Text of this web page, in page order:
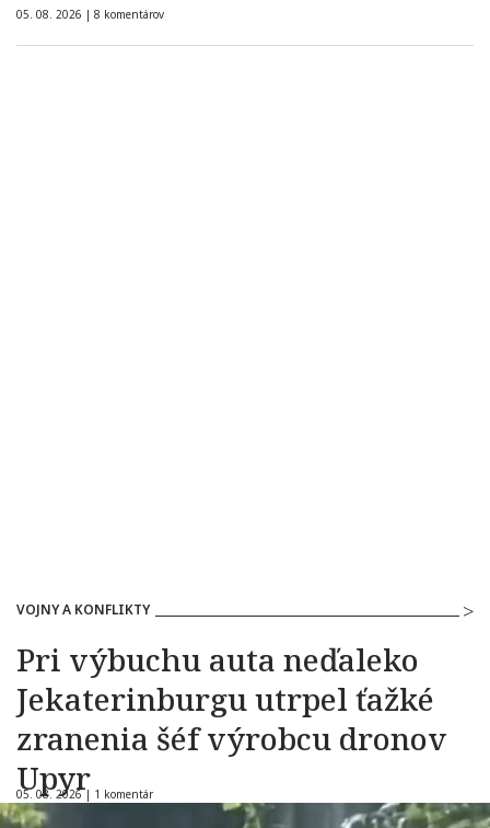
05. 08. 2026 | 8 komentárov
VOJNY A KONFLIKTY
Pri výbuchu auta neďaleko
Jekaterinburgu utrpel ťažké
zranenia šéf výrobcu dronov
Upyr
05. 08. 2026 | 1 komentár